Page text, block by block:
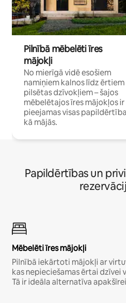
Pilnībā mēbelēti īres
mājokļi
No mierīgā vidē esošiem
namiņiem kalnos līdz ērtiem
pilsētas dzīvokļiem – šajos
mēbelētajos īres mājokļos ir
pieejamas visas
kā mājās.
Papildērtības un
Mēbelēti īres mājokļi
Pilnībā iekārtoti mājokļi ar
kas nepieciešamas ērtai dzīvei
Tā ir ideāla alternatīva